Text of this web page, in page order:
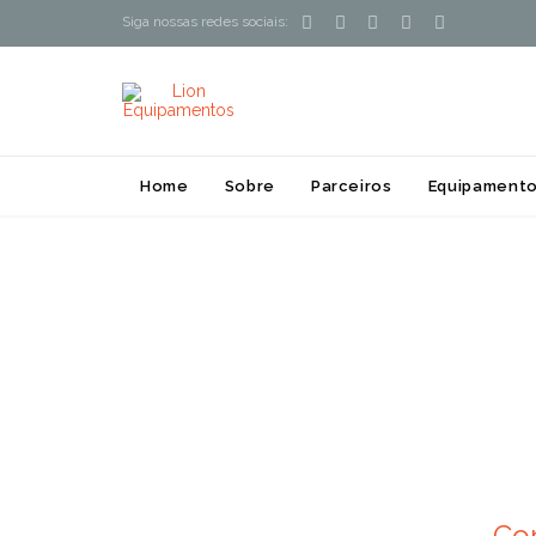
Siga nossas redes sociais:     
Home Sobre Parceiros